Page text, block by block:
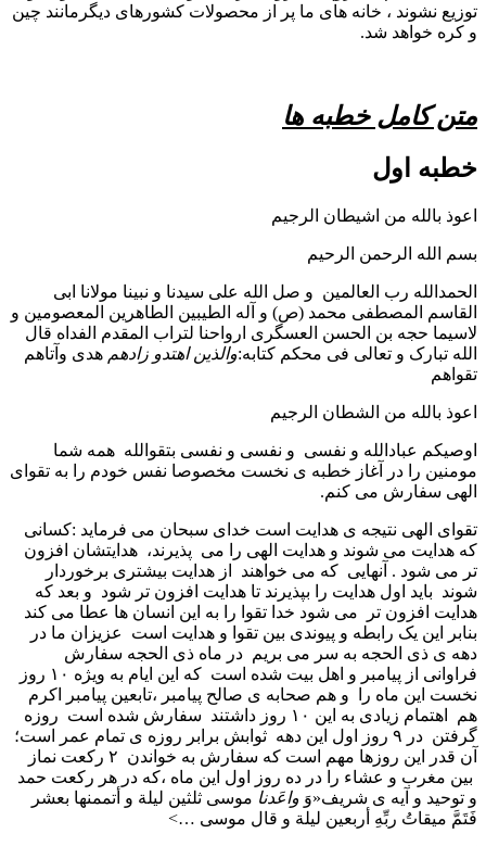
توزیع نشوند ، خانه های ما پر از محصولات کشورهای دیگرمانند چین
و کره خواهد شد.
متن کامل خطبه ها
خطبه اول
اعوذ بالله من اشیطان الرجیم
بسم الله الرحمن الرحیم
الحمدالله رب العالمین و صل الله علی سیدنا و نبینا مولانا ابی
القاسم المصطفی محمد (ص) و آله الطیبین الطاهرین المعصومین و
لاسیما حجه بن الحسن العسگری ارواحنا لتراب المقدم الفداه قال
الله تبارک و تعالی فی محکم کتابه:والذین اهتدو زادهم هدی وآتاهم
تقواهم
اعوذ بالله من الشطان الرجیم
اوصیکم عبادالله و نفسی و نفسی و نفسی بتقوالله همه شما
مومنین را در آغاز خطبه ی نخست مخصوصا نفس خودم را به تقوای
الهی سفارش می کنم.
تقوای الهی نتیجه ی هدایت است خدای سبحان می فرماید :کسانی
که هدایت می شوند و هدایت الهی را می پذیرند، هدایتشان افزون
تر می شود . آنهایی که می خواهند از هدایت بیشتری برخوردار
شوند باید اول هدایت را بپذیرند تا هدایت افزون تر شود و بعد که
هدایت افزون تر می شود خدا تقوا را به این انسان ها عطا می کند
بنابر این یک رابطه و پیوندی بین تقوا و هدایت است عزیزان ما در
دهه ی ذی الحجه به سر می بریم در ماه ذی الحجه سفارش
فراوانی از پیامبر و اهل بیت شده است که این ایام به ویژه ۱۰ روز
نخست این ماه را و هم صحابه ی صالح پیامبر ،تابعین پیامبر اکرم
هم اهتمام زیادی به این ۱۰ روز داشتند سفارش شده است روزه
گرفتن در ۹ روز اول این دهه ثوابش برابر روزه ی تمام عمر است؛
آن قدر این روزها مهم است که سفارش به خواندن ۲ رکعت نماز
بین مغرب و عشاء را در ده روز اول این ماه ،که در هر رکعت حمد
و توحید و آیه ی شریف«وَ واعَدنا موسی ثلثین لیلة و أتممنها بعشر
فَتَمَّ میقاتُ ربِّهِ أربعین لیلة و قال موسی …>